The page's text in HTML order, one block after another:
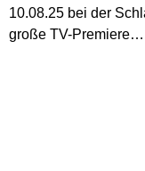
10.08.25 bei der
große TV-